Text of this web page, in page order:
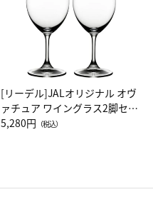
[リーデル]JALオリジナル オヴ
ァチュア ワイングラス2脚セッ
ト（レッドワイン）
5,280円 （税込）